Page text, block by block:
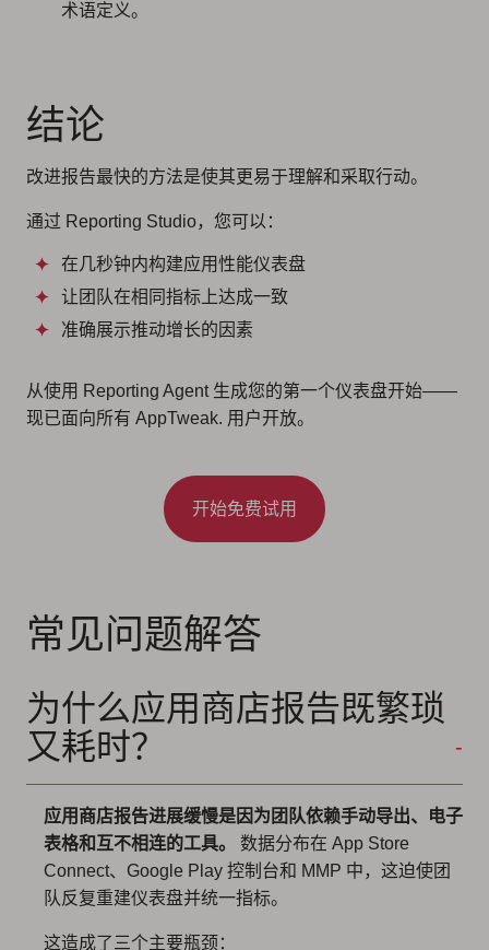
术语定义。
结论
改进报告最快的方法是使其更易于理解和采取行动。
通过 Reporting Studio，您可以：
在几秒钟内构建应用性能仪表盘
让团队在相同指标上达成一致
准确展示推动增长的因素
从使用 Reporting Agent 生成您的第一个仪表盘开始——
现已面向所有 AppTweak. 用户开放。
开始免费试用
常见问题解答
为什么应用商店报告既繁琐
又耗时？
应用商店报告进展缓慢是因为团队依赖手动导出、电子
表格和互不相连的工具。
数据分布在 App Store
Connect、Google Play 控制台和 MMP 中，这迫使团
队反复重建仪表盘并统一指标。
这造成了三个主要瓶颈：